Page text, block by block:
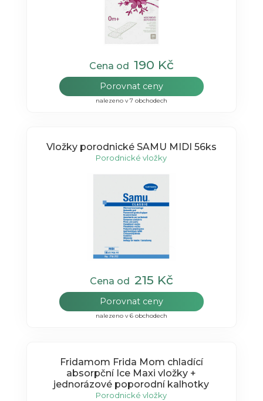
Cena od 190 Kč
Porovnat ceny
nalezeno v 7 obchodech
Vložky porodnické SAMU MIDI 56ks
Porodnické vložky
Cena od 215 Kč
Porovnat ceny
nalezeno v 6 obchodech
Fridamom Frida Mom chladící
absorpční Ice Maxi vložky +
jednorázové poporodní kalhotky
Porodnické vložky